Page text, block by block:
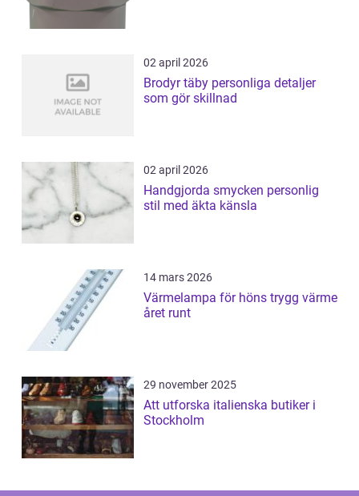
02 april 2026
Brodyr täby personliga detaljer
som gör skillnad
02 april 2026
Handgjorda smycken personlig
stil med äkta känsla
14 mars 2026
Värmelampa för höns trygg värme
året runt
29 november 2025
Att utforska italienska butiker i
Stockholm